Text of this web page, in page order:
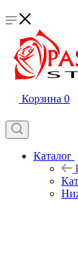
Корзина 0
Каталог